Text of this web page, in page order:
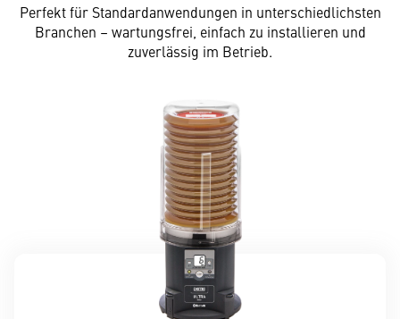
Perfekt für Standardanwendungen in unterschiedlichsten
Branchen – wartungsfrei, einfach zu installieren und
zuverlässig im Betrieb.